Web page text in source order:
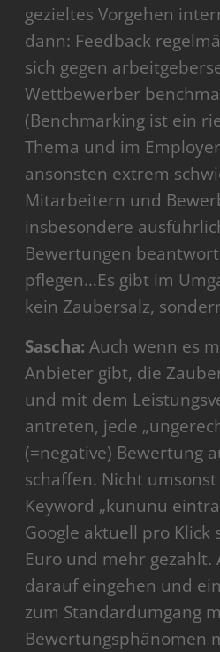
gezieltes Vorgehen
dann: Feedback
sich gegen
Wettbewerber
(Benchmarking ist ein
Thema und im
ansonsten extrem
Mitarbeitern und
insbesondere
Bewertungen
pflegen…Es gibt im
kein Zaubersalz,
Sascha: Auch wenn es
Anbieter gibt, die
und mit dem
antreten, jede
(=negative) Bewertung
schaffen. Nicht
Keyword „kununu
Google aktuell pro
Euro und mehr gezahlt.
darauf eingehen und
zum Standardumgang
Bewertungsphänomen